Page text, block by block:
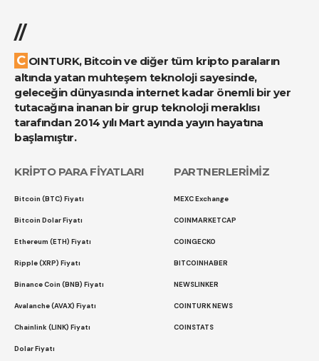
//
COINTURK, Bitcoin ve diğer tüm kripto paraların
altında yatan muhteşem teknoloji sayesinde,
geleceğin dünyasında internet kadar önemli bir yer
tutacağına inanan bir grup teknoloji meraklısı
tarafından 2014 yılı Mart ayında yayın hayatına
başlamıştır.
KRİPTO PARA FİYATLARI
Bitcoin (BTC) Fiyatı
Bitcoin Dolar Fiyatı
Ethereum (ETH) Fiyatı
Ripple (XRP) Fiyatı
Binance Coin (BNB) Fiyatı
Avalanche (AVAX) Fiyatı
Chainlink (LINK) Fiyatı
Dolar Fiyatı
PARTNERLERİMİZ
MEXC Exchange
COINMARKETCAP
COINGECKO
BITCOINHABER
NEWSLINKER
COINTURK NEWS
COINSTATS